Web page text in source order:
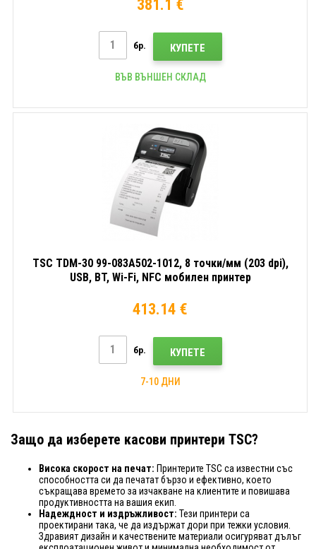
381.1 €
бр. КУПЕТЕ
ВЪВ ВЪНШЕН СКЛАД
TSC TDM-30 99-083A502-1012, 8 точки/мм (203 dpi),
USB, BT, Wi-Fi, NFC мобилен принтер
413.14 €
бр. КУПЕТЕ
7-10 ДНИ
Защо да изберете касови принтери TSC?
Висока скорост на печат: Принтерите TSC са известни със
способността си да печатат бързо и ефективно, което
съкращава времето за изчакване на клиентите и повишава
продуктивността на вашия екип.
Надеждност и издръжливост: Тези принтери са
проектирани така, че да издържат дори при тежки условия.
Здравият дизайн и качествените материали осигуряват дълъг